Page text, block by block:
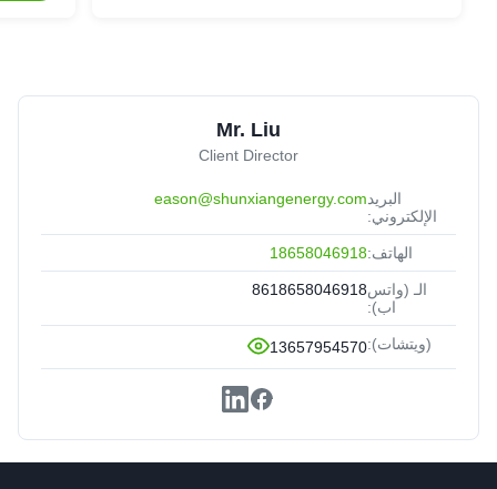
Mr. Liu
Client Director
البريد
الإلكتروني:
eason@shunxiangenergy.com
الهاتف:18658046918
الـ (واتس
اب):
8618658046918
(ويتشات):13657954570